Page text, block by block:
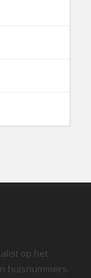
op het
huisnummers.